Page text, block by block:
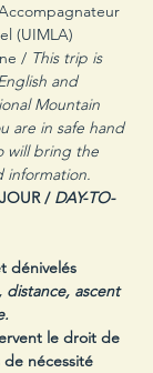
(UIMLA)
/ This trip is
and
Mountain
are in safe hand
will bring the
information.
/ DAY-TO-
dénivelés
distance, ascent
le droit de
nécessité